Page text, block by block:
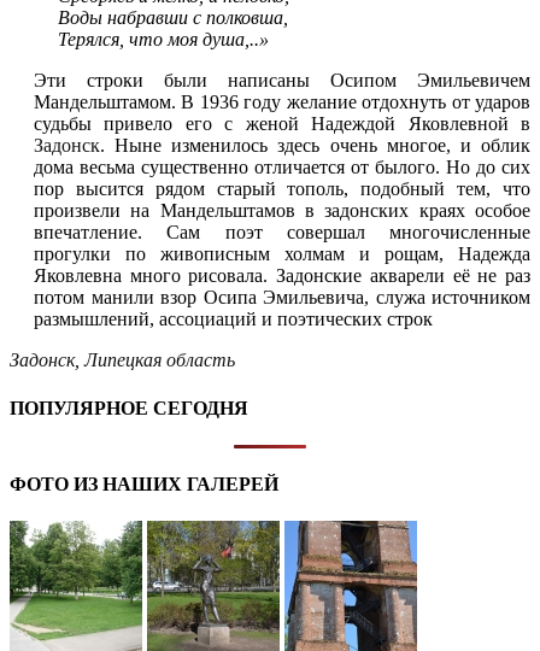
Воды набравши с полковша,
Терялся, что моя душа,..»
Эти строки были написаны Осипом Эмильевичем
Мандельштамом. В 1936 году желание отдохнуть от ударов
судьбы привело его с женой Надеждой Яковлевной в
Задонск. Ныне изменилось здесь очень многое, и облик
дома весьма существенно отличается от былого. Но до сих
пор высится рядом старый тополь, подобный тем, что
произвели на Мандельштамов в задонских краях особое
впечатление. Сам поэт совершал многочисленные
прогулки по живописным холмам и рощам, Надежда
Яковлевна много рисовала. Задонские акварели её не раз
потом манили взор Осипа Эмильевича, служа источником
размышлений, ассоциаций и поэтических строк
Задонск,Липецкая область
ПОПУЛЯРНОЕ СЕГОДНЯ
ФОТО ИЗ НАШИХ ГАЛЕРЕЙ